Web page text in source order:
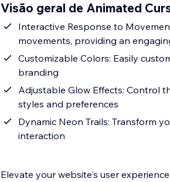
Visão geral de Animated
Interactive Response to
movements, providing an
Customizable Colors: Easily
branding
Adjustable Glow Effects: Control
styles and preferences
Dynamic Neon Trails: Transform
interaction
Elevate your website's user